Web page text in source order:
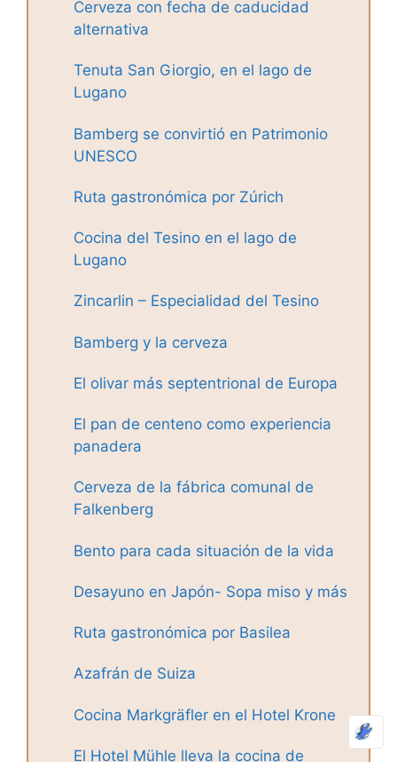
Cerveza con fecha de caducidad
alternativa
Tenuta San Giorgio, en el lago de
Lugano
Bamberg se convirtió en Patrimonio
UNESCO
Ruta gastronómica por Zúrich
Cocina del Tesino en el lago de
Lugano
Zincarlin – Especialidad del Tesino
Bamberg y la cerveza
El olivar más septentrional de Europa
El pan de centeno como experiencia
panadera
Cerveza de la fábrica comunal de
Falkenberg
Bento para cada situación de la vida
Desayuno en Japón- Sopa miso y más
Ruta gastronómica por Basilea
Azafrán de Suiza
Cocina Markgräfler en el Hotel Krone
El Hotel Mühle lleva la cocina de